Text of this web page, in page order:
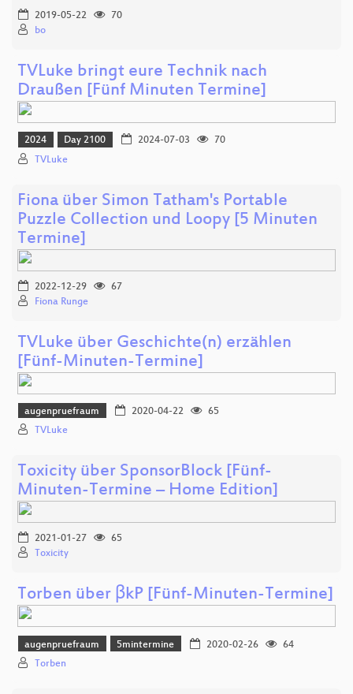
2019-05-22
70
bo
TVLuke bringt eure Technik nach
Draußen [Fünf Minuten Termine]
2024 Day 2100 2024-07-03
70
TVLuke
Fiona über Simon Tatham's Portable
Puzzle Collection und Loopy [5 Minuten
Termine]
2022-12-29
67
Fiona Runge
TVLuke über Geschichte(n) erzählen
[Fünf-Minuten-Termine]
augenpruefraum 2020-04-22
65
TVLuke
Toxicity über SponsorBlock [Fünf-
Minuten-Termine – Home Edition]
2021-01-27
65
Toxicity
Torben über βkP [Fünf-Minuten-Termine]
augenpruefraum 5mintermine 2020-02-26
64
Torben